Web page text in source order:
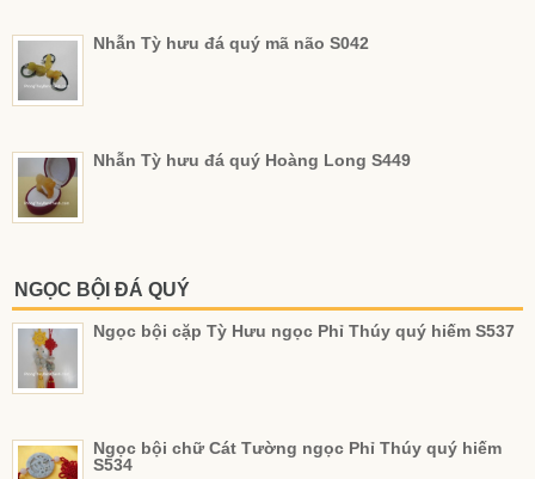
Nhẫn Tỳ hưu đá quý mã não S042
Nhẫn Tỳ hưu đá quý Hoàng Long S449
NGỌC BỘI ĐÁ QUÝ
Ngọc bội cặp Tỳ Hưu ngọc Phỉ Thúy quý hiếm S537
Ngọc bội chữ Cát Tường ngọc Phỉ Thúy quý hiếm
S534